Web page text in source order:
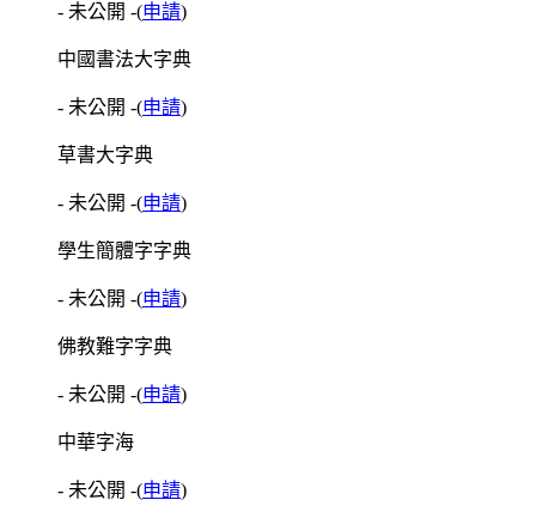
- 未公開 -(申請)
中國書法大字典
- 未公開 -(申請)
草書大字典
- 未公開 -(申請)
學生簡體字字典
- 未公開 -(申請)
佛教難字字典
- 未公開 -(申請)
中華字海
- 未公開 -(申請)